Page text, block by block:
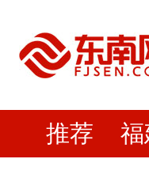
推荐 福